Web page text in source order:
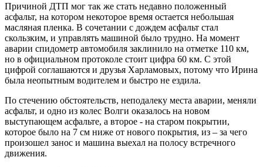
Причиной ДТП мог так же стать недавно положенный
асфальт, на котором некоторое время остается небольшая
масляная пленка. В сочетании с дождем асфальт стал
скользким, и управлять машиной было трудно. На момент
аварии спидометр автомобиля заклинило на отметке 110 км,
но в официальном протоколе стоит цифра 60 км. С этой
цифрой соглашаются и друзья Харламовых, потому что Ирина
была неопытным водителем и быстро не ездила.
По стечению обстоятельств, неподалеку места аварии, меняли
асфальт, и одно из колес Волги оказалось на новом
выступающем асфальте, а второе - на старом покрытии,
которое было на 7 см ниже от нового покрытия, из – за чего
произошел занос и машина выехал на полосу встречного
движения.